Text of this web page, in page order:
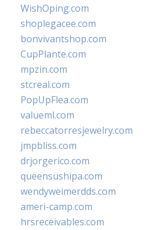
WishOping.com
shoplegacee.com
bonvivantshop.com
CupPlante.com
mpzin.com
stcreal.com
PopUpFlea.com
valueml.com
rebeccatorresjewelry.com
jmpbliss.com
drjorgerico.com
queensushipa.com
wendyweimerdds.com
ameri-camp.com
hrsreceivables.com